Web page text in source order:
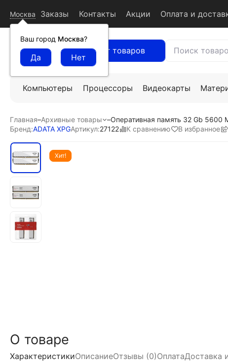
Москва
Ваш город Москва?
Заказы Контакты Акции Оплата и
Каталог товаров
Компьютеры Процессоры Видеокарты
Главная–Архивные товары –Оперативная память 32 Gb 5600
Бренд:ADATA XPGАртикул:27122 К сравнению В избранное
Хит!
О товаре
ХарактеристикиОписаниеОтзывы (0)ОплатаДоставка